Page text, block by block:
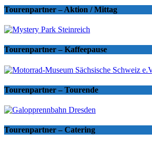
Tourenpartner – Aktion / Mittag
Tourenpartner – Kaffeepause
Tourenpartner – Tourende
Tourenpartner – Catering